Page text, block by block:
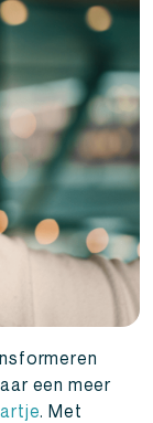
een meer
. Met